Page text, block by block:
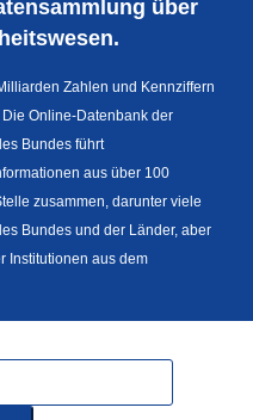
über
Zahlen und Kennziffern
Online-Datenbank der
Bundes führt
aus über 100
zusammen, darunter viele
Bundes und der Länder, aber
Institutionen aus dem